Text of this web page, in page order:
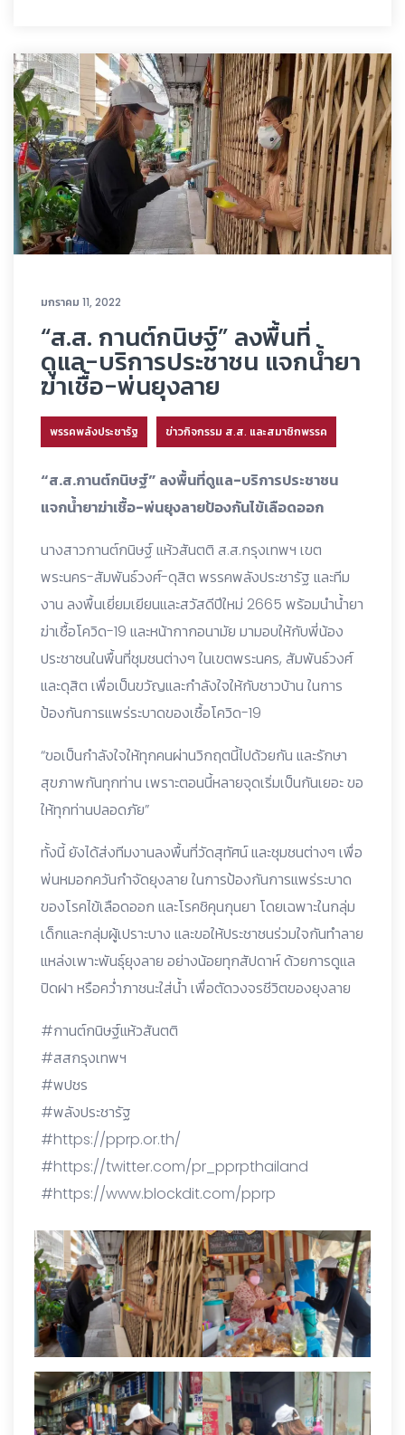
มกราคม 11, 2022
“ส.ส. กานต์กนิษฐ์” ลงพื้นที่
ดูแล-บริการประชาชน แจกน้ำยา
ฆ่าเชื้อ-พ่นยุงลาย
พรรคพลังประชารัฐ ข่าวกิจกรรม ส.ส. และสมาชิกพรรค
“ส.ส.กานต์กนิษฐ์” ลงพื้นที่ดูแล-บริการประชาชน
แจกน้ำยาฆ่าเชื้อ-พ่นยุงลายป้องกันไข้เลือดออก
นางสาวกานต์กนิษฐ์ แห้วสันตติ ส.ส.กรุงเทพฯ เขต
พระนคร-สัมพันธ์วงศ์-ดุสิต พรรคพลังประชารัฐ และทีม
งาน ลงพื้นเยี่ยมเยียนและสวัสดีปีใหม่ 2665 พร้อมนำน้ำยา
ฆ่าเชื้อโควิด-19 และหน้ากากอนามัย มามอบให้กับพี่น้อง
ประชาชนในพื้นที่ชุมชนต่างๆ ในเขตพระนคร, สัมพันธ์วงศ์
และดุสิต เพื่อเป็นขวัญและกำลังใจให้กับชาวบ้าน ในการ
ป้องกันการแพร่ระบาดของเชื้อโควิด-19
“ขอเป็นกำลังใจให้ทุกคนผ่านวิกฤตนี้ไปด้วยกัน และรักษา
สุขภาพกันทุกท่าน เพราะตอนนี้หลายจุดเริ่มเป็นกันเยอะ ขอ
ให้ทุกท่านปลอดภัย”
ทั้งนี้ ยังได้ส่งทีมงานลงพื้นที่วัดสุทัศน์ และชุมชนต่างๆ เพื่อ
พ่นหมอกควันกำจัดยุงลาย ในการป้องกันการแพร่ระบาด
ของโรคไข้เลือดออก และโรคชิคุนกุนยา โดยเฉพาะในกลุ่ม
เด็กและกลุ่มผู้เปราะบาง และขอให้ประชาชนร่วมใจกันทำลาย
แหล่งเพาะพันธุ์ยุงลาย อย่างน้อยทุกสัปดาห์ ด้วยการดูแล
ปิดฝา หรือคว่ำภาชนะใส่น้ำ เพื่อตัดวงจรชีวิตของยุงลาย
#กานต์กนิษฐ์แห้วสันตติ
#สสกรุงเทพฯ
#พปชร
#พลังประชารัฐ
#https://pprp.or.th/
#https://twitter.com/pr_pprpthailand
#https://www.blockdit.com/pprp